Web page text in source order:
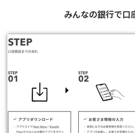
みんなの銀行で口